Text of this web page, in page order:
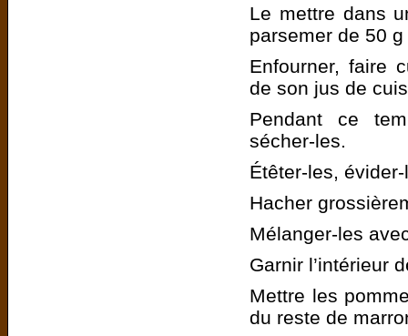
Le mettre dans
parsemer de 50
Enfourner, faire
de son jus de
Pendant ce
sécher-les.
Étêter-les,
Hacher
Mélanger-les
Garnir l’intérieur
Mettre les
du reste de